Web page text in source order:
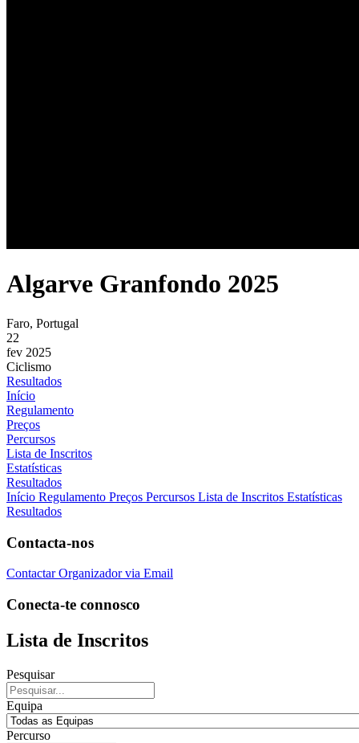
Algarve Granfondo 2025
Faro, Portugal
22
fev 2025
Ciclismo
Resultados
Início
Regulamento
Preços
Percursos
Lista de Inscritos
Estatísticas
Resultados
Início Regulamento Preços Percursos Lista de Inscritos Estatísticas
Resultados
Contacta-nos
Contactar Organizador via Email
Conecta-te connosco
Lista de Inscritos
Pesquisar
Equipa
Percurso